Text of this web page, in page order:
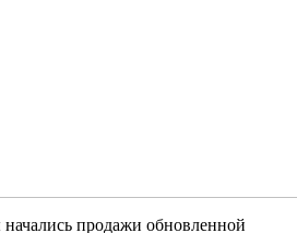
продажи обновленной